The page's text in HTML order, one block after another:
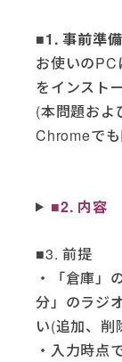
■1. 事前準備
お使いの
をインスト
(本問題およ
Chromeで
■2. 内容
■3. 前提
・「倉庫」
分」のラジ
い(追加、削
・入力時点